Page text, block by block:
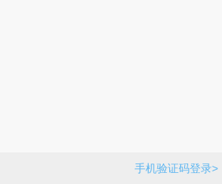
手机验证码登录>